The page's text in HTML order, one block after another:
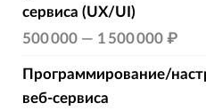
сервиса (UX/UI)
500 000— 1 500 000 ₽
Программирование/
веб-сервиса